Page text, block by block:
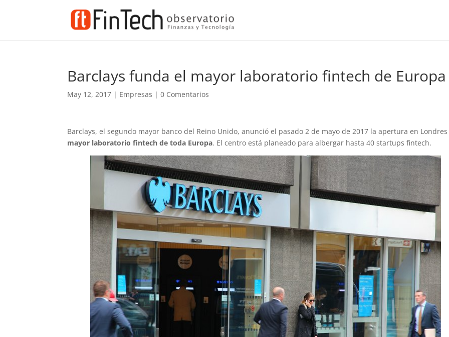
Barclays funda el mayor laboratorio fintech de Europa
May 12, 2017 | Empresas |0 Comentarios
Barclays, el segundo mayor banco del Reino Unido, anunció el pasado 2 de mayo de 2017 la apertura en
mayor laboratorio fintech de toda Europa. El centro está planeado para albergar hasta 40 startups fintech.